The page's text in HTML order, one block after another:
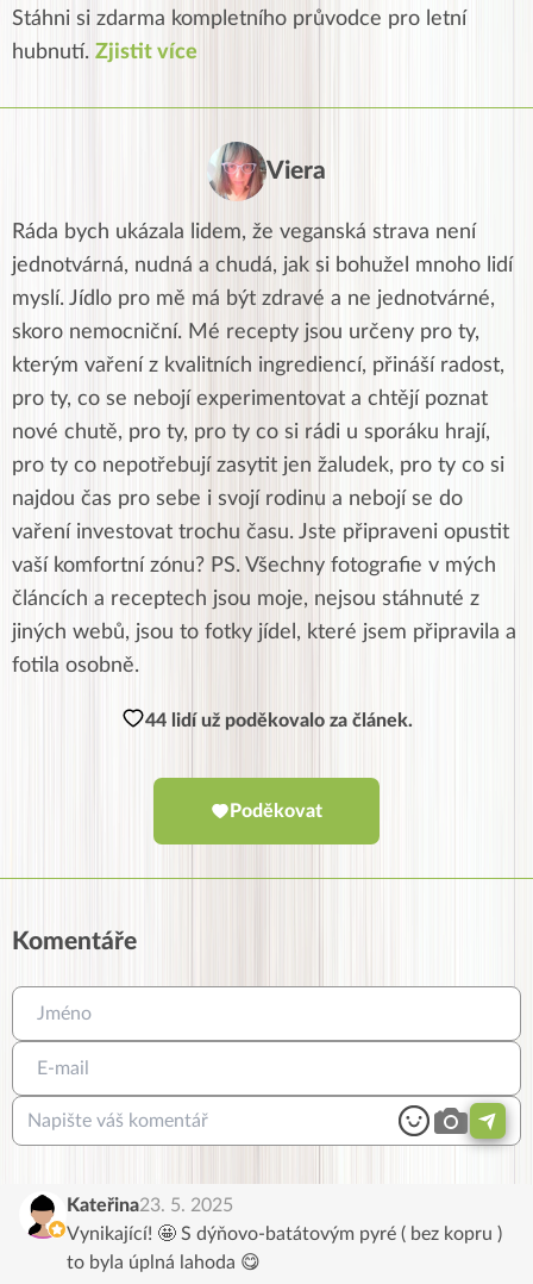
Stáhni si zdarma kompletního průvodce pro letní
hubnutí. Zjistit více
Viera
Ráda bych ukázala lidem, že veganská strava není
jednotvárná, nudná a chudá, jak si bohužel mnoho lidí
myslí. Jídlo pro mě má být zdravé a ne jednotvárné,
skoro nemocniční. Mé recepty jsou určeny pro ty,
kterým vaření z kvalitních ingrediencí, přináší radost,
pro ty, co se nebojí experimentovat a chtějí poznat
nové chutě, pro ty, pro ty co si rádi u sporáku hrají,
pro ty co nepotřebují zasytit jen žaludek, pro ty co si
najdou čas pro sebe i svojí rodinu a nebojí se do
vaření investovat trochu času. Jste připraveni opustit
vaší komfortní zónu? PS. Všechny fotografie v mých
článcích a receptech jsou moje, nejsou stáhnuté z
jiných webů, jsou to fotky jídel, které jsem připravila a
fotila osobně.
44 lidí už poděkovalo za článek.
Poděkovat
Komentáře
Kateřina23. 5. 2025
Vynikající! 🤩 S dýňovo-batátovým pyré ( bez kopru )
to byla úplná lahoda 😋